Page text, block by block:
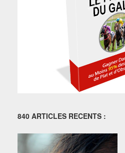
840 ARTICLES RECENTS :